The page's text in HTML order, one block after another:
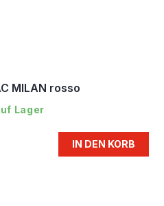
MILAN rosso
Lager
IN DEN KORB